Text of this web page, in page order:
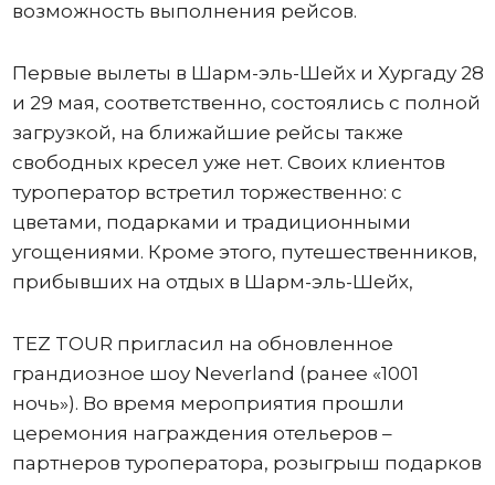
возможность выполнения рейсов.
Первые вылеты в Шарм-эль-Шейх и Хургаду 28
и 29 мая, соответственно, состоялись с полной
загрузкой, на ближайшие рейсы также
свободных кресел уже нет. Своих клиентов
туроператор встретил торжественно: с
цветами, подарками и традиционными
угощениями. Кроме этого, путешественников,
прибывших на отдых в Шарм-эль-Шейх,
TEZ TOUR пригласил на обновленное
грандиозное шоу Neverland (ранее «1001
ночь»). Во время мероприятия прошли
церемония награждения отельеров –
партнеров туроператора, розыгрыш подарков